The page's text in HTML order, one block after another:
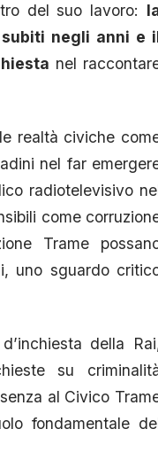
del suo lavoro:
negli anni e
nel
realtà civiche
nel far
radiotelevisivo
come
Trame
uno sguardo
della
su
al Civico
fondamentale